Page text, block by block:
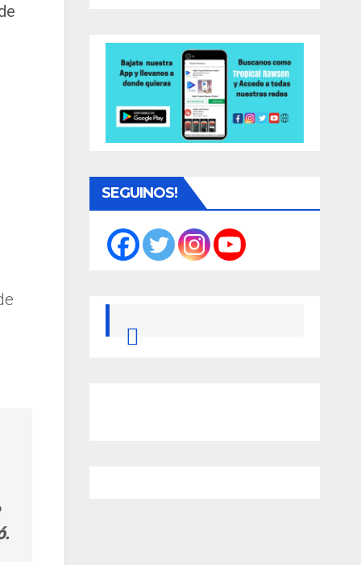
SEGUINOS!